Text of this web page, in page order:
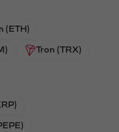
(ETH)
Tron (TRX)